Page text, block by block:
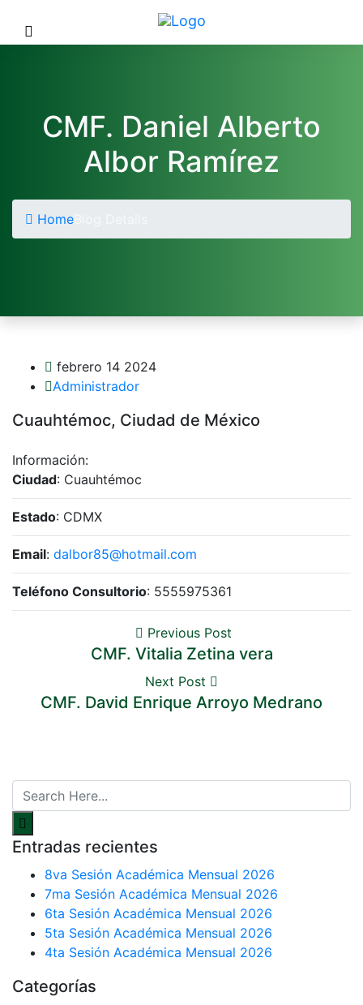
CMF. Daniel Alberto
Albor Ramírez
Home
febrero 14 2024
Administrador
Cuauhtémoc, Ciudad de México
Información:
Ciudad: Cuauhtémoc
Estado: CDMX
Email: dalbor85@hotmail.com
Teléfono Consultorio: 5555975361
Previous Post
CMF. Vitalia Zetina vera
Next Post
CMF. David Enrique Arroyo Medrano
Entradas recientes
8va Sesión Académica Mensual 2026
7ma Sesión Académica Mensual 2026
6ta Sesión Académica Mensual 2026
5ta Sesión Académica Mensual 2026
4ta Sesión Académica Mensual 2026
Categorías